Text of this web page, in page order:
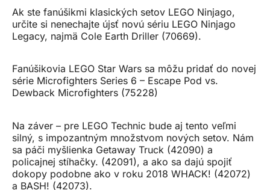
Ak ste fanúšikmi klasických setov LEGO Ninjago,
určite si nenechajte újsť novú sériu LEGO Ninjago
Legacy, najmä Cole Earth Driller (70669).
Fanúšikovia LEGO Star Wars sa môžu pridať do novej
série Microfighters Series 6 – Escape Pod vs.
Dewback Microfighters (75228)
Na záver – pre LEGO Technic bude aj tento veľmi
silný, s impozantným množstvom nových setov. Nám
sa páči myšlienka Getaway Truck (42090) a
policajnej stíhačky. (42091), a ako sa dajú spojiť
dokopy podobne ako v roku 2018 WHACK! (42072)
a BASH! (42073).